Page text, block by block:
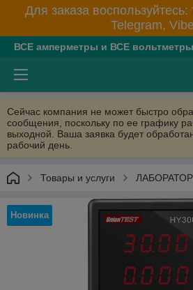
Для заказа
Telegram,
ВСЕ амперметры и ВСЕ вольтметры
Сейчас компания не может быстро
сообщения, поскольку по ее графику
выходной. Ваша заявка будет
рабочий день.
Товары и услуги
Новинка